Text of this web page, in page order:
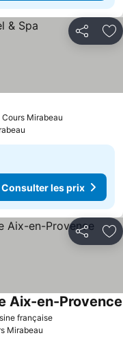
Partager
Mirabeau
Consulter les prix
Partager
française
Aix-en-Provence
Mirabeau